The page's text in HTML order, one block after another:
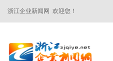
浙江企业新闻网 欢迎您！